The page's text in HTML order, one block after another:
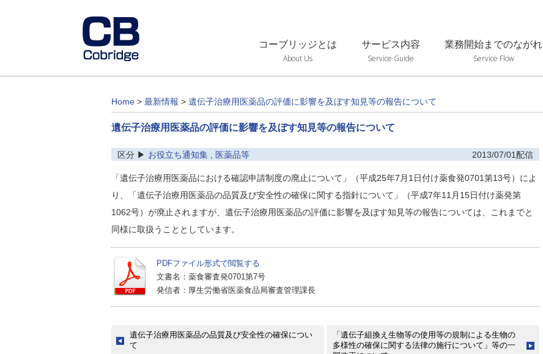
コーブリッジとは
About Us
サービス内容
Service Guide
業務開始までのながれ
Service Flow
Home > 最新情報 > 遺伝子治療用医薬品の評価に影響を及ぼす知見等の報告について
遺伝子治療用医薬品の評価に影響を及ぼす知見等の報告について
区分 ▶ お役立ち通知集 医薬品等 2013/07/01配信
「遺伝子治療用医薬品における確認申請制度の廃止について」（平成25年7月1日付け薬食発0701第13号）によ
り、「遺伝子治療用医薬品の品質及び安全性の確保に関する指針について」（平成7年11月15日付け薬発第
1062号）が廃止されますが、遺伝子治療用医薬品の評価に影響を及ぼす知見等の報告については、これまでと
同様に取扱うこととしています。
PDFファイル形式で閲覧する
文書名：薬食審査発0701第7号
発信者：厚生労働省医薬食品局審査管理課長
遺伝子治療用医薬品の品質及び安全性の確保につい
て
「遺伝子組換え生物等の使用等の規制による生物の
多様性の確保に関する法律の施行について」等の一